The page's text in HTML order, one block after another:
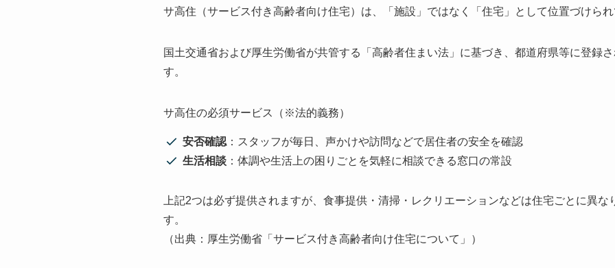
サ高住（サービス付き高齢者向け住宅）は、「施設」ではなく「住宅」として位置づけられ
国土交通省および厚生労働省が共管する「高齢者住まい法」に基づき、都道府県等に登録
す。
サ高住の必須サービス（※法的義務）
安否確認 ：スタッフが毎日、声かけや訪問などで居住者の安全を確認
生活相談 ：体調や生活上の困りごとを気軽に相談できる窓口の常設
上記2つは必ず提供されますが、食事提供・清掃・レクリエーションなどは住宅ごとに異な
す。
（出典：厚生労働省「サービス付き高齢者向け住宅について」）